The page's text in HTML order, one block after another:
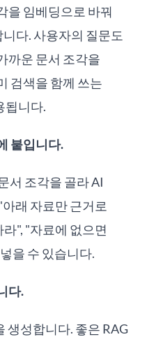
을 임베딩으로 바꿔
다. 사용자의 질문도
까운 문서 조각을
검색을 함께 쓰는
됩니다.
붙입니다.
서 조각을 골라 AI
래 자료만 근거로
", "자료에 없으면
을 수 있습니다.
다.
생성합니다. 좋은 RAG